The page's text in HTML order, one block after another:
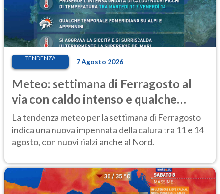
TENDENZA 7 Agosto 2026
Meteo: settimana di Ferragosto al
via con caldo intenso e qualche
temporale
La tendenza meteo per la settimana di Ferragosto
indica una nuova impennata della calura tra 11 e 14
agosto, con nuovi rialzi anche al Nord.